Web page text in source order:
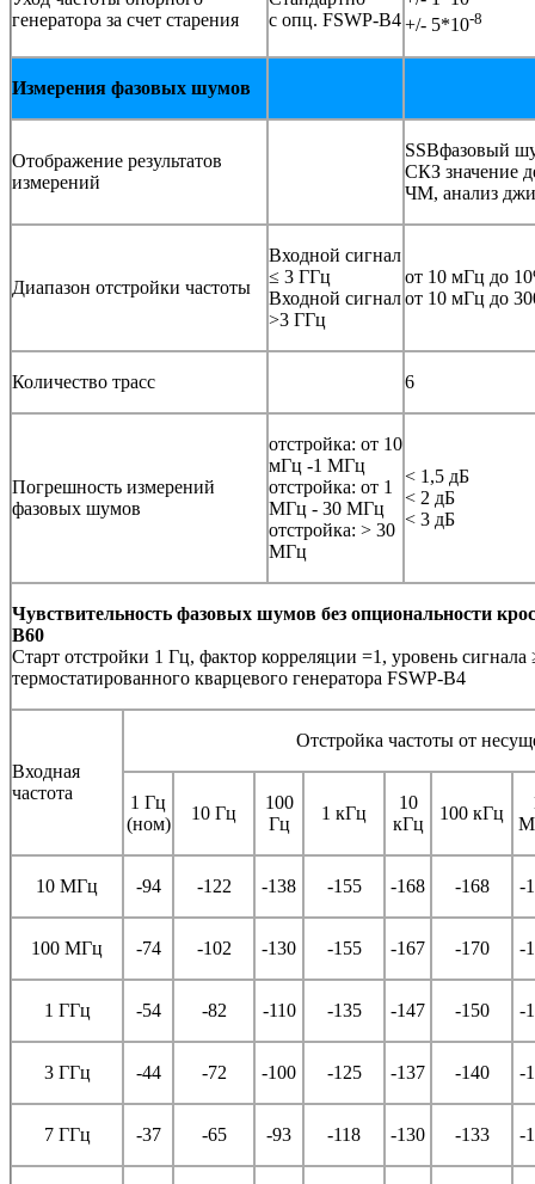
генератора за счет старения
с опц. FSWP-B4+/- 5*10-8
Измерения фазовых шумов
Отображение результатов
измерений
SSBфазовый
СКЗ значение
ЧМ, анализ
Диапазон отстройки частоты
Входной сигнал
≤ 3 ГГц
Входной сигнал
>3 ГГц
от 10 мГц до
от 10 мГц до
Количество трасс 6
Погрешность измерений
фазовых шумов
отстройка: от 10
мГц -1 МГц
отстройка: от 1
МГц - 30 МГц
отстройка: > 30
МГц
< 1,5 дБ
< 2 дБ
< 3 дБ
Чувствительность фазовых шумов без опциональности
B60
Старт отстройки 1 Гц, фактор корреляции =1, уровень
термостатированного кварцевого генератора FSWP-B4
Входная
частота
Отстройка частоты от
1 Гц
(ном)
10 Гц
100
Гц
1 кГц
10
кГц
100 кГц
10 МГц -94 -122 -138 -155 -168 -168 -
100 МГц -74 -102 -130 -155 -167 -170 -
1 ГГц -54 -82 -110 -135 -147 -150 -
3 ГГц -44 -72 -100 -125 -137 -140 -
7 ГГц -37 -65 -93 -118 -130 -133 -